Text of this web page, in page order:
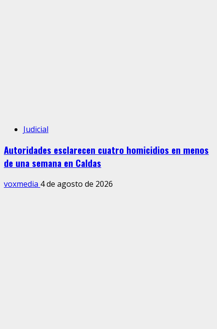
Judicial
Autoridades esclarecen cuatro homicidios en menos
de una semana en Caldas
voxmedia 4 de agosto de 2026